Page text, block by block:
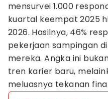
mensurvei 1.000
kuartal keempat 2025
2026. Hasilnya, 46%
pekerjaan sampingan
mereka. Angka ini
tren karier baru,
meluasnya tekanan